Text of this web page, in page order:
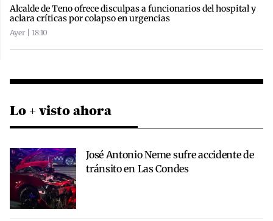
Alcalde de Teno ofrece disculpas a funcionarios del hospital y
aclara críticas por colapso en urgencias
Ayer | 18:10
Lo + visto ahora
José Antonio Neme sufre accidente de
tránsito en Las Condes